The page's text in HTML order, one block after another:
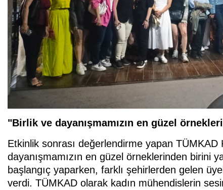
"Birlik ve dayanışmamızın en güzel
Etkinlik sonrası değerlendirme yapan
dayanışmamızın en güzel örneklerinden birini
başlangıç yaparken, farklı şehirlerden gelen
verdi. TÜMKAD olarak kadın mühendislerin